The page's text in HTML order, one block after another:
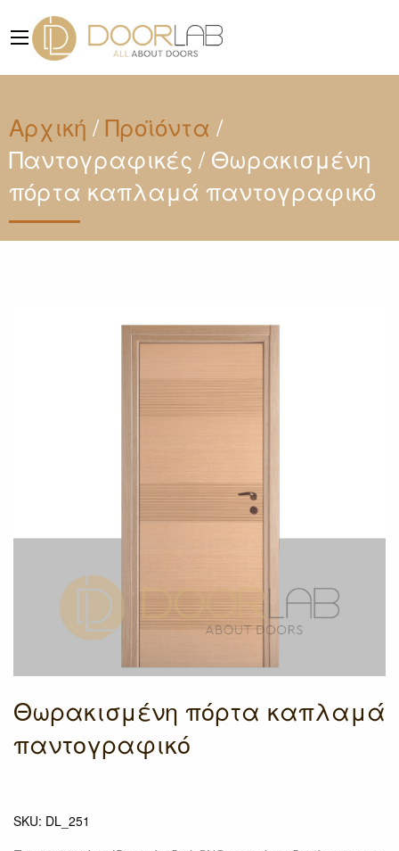
Αρχική /Προϊόντα /
Παντογραφικές /Θωρακισμένη
πόρτα καπλαμά παντογραφικό
Θωρακισμένη πόρτα καπλαμά
παντογραφικό
SKU: DL_251